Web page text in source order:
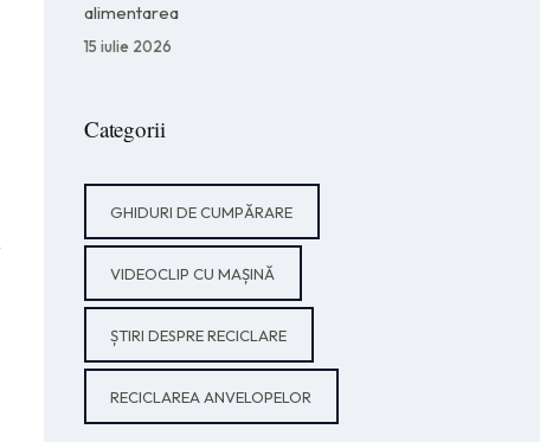
alimentarea
15 iulie 2026
Categorii
GHIDURI DE CUMPĂRARE
VIDEOCLIP CU MAȘINĂ
ȘTIRI DESPRE RECICLARE
RECICLAREA ANVELOPELOR